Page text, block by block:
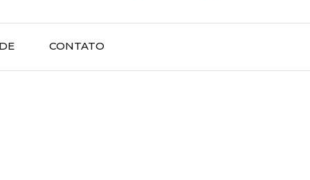
CONTATO